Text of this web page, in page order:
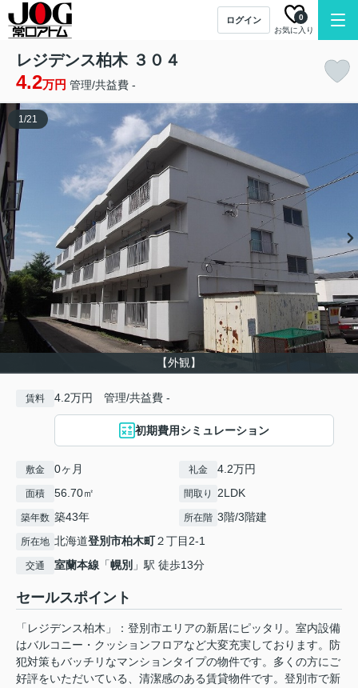
ログイン
お気に入り
0
レジデンス柏木 ３０４
4.2万円 管理/共益費 -
【外観】
1/21
賃料 4.2万円 管理/共益費 -
初期費用シミュレーション
敷金 0ヶ月 礼金 4.2万円
面積 56.70㎡ 間取り 2LDK
築年数 築43年 所在階 3階/3階建
所在地 北海道登別市柏木町２丁目2-1
交通 室蘭本線 「幌別 」駅 徒歩13分
セールスポイント
「レジデンス柏木」：登別市エリアの新居にピッタリ。室内設備
はバルコニー・クッションフロアなど大変充実しております。防
犯対策もバッチリなマンションタイプの物件です。多くの方にご
好評をいただいている、清潔感のある賃貸物件です。登別市で新